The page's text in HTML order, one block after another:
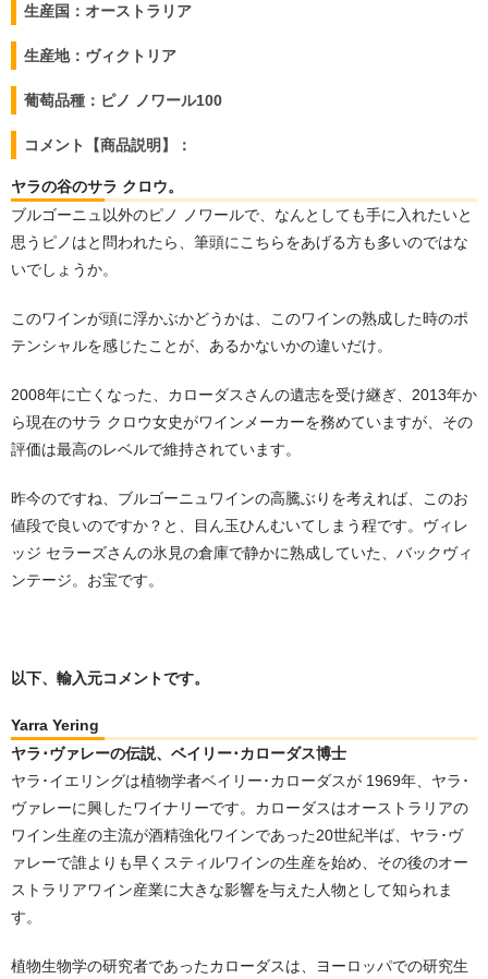
生産国：オーストラリア
生産地：ヴィクトリア
葡萄品種：ピノ ノワール100
コメント【商品説明】：
ヤラの谷のサラ クロウ。
ブルゴーニュ以外のピノ ノワールで、なんとしても手に入れたいと
思うピノはと問われたら、筆頭にこちらをあげる方も多いのではな
いでしょうか。
このワインが頭に浮かぶかどうかは、このワインの熟成した時のポ
テンシャルを感じたことが、あるかないかの違いだけ。
2008年に亡くなった、カローダスさんの遺志を受け継ぎ、2013年か
ら現在のサラ クロウ女史がワインメーカーを務めていますが、その
評価は最高のレベルで維持されています。
昨今のですね、ブルゴーニュワインの高騰ぶりを考えれば、このお
値段で良いのですか？と、目ん玉ひんむいてしまう程です。ヴィレ
ッジ セラーズさんの氷見の倉庫で静かに熟成していた、バックヴィ
ンテージ。お宝です。
以下、輸入元コメントです。
Yarra Yering
ヤラ･ヴァレーの伝説、ベイリー･カローダス博士
ヤラ･イエリングは植物学者ベイリー･カローダスが 1969年、ヤラ･
ヴァレーに興したワイナリーです。カローダスはオーストラリアの
ワイン⽣産の主流が酒精強化ワインであった20世紀半ば、ヤラ･ヴ
ァレーで誰よりも早くスティルワインの⽣産を始め、その後のオー
ストラリアワイン産業に大きな影響を与えた人物として知られま
す。
植物⽣物学の研究者であったカローダスは、ヨーロッパでの研究⽣